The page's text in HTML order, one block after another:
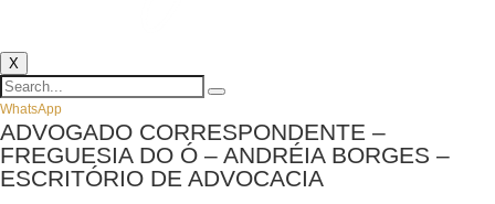
X
WhatsApp
ADVOGADO CORRESPONDENTE –
FREGUESIA DO Ó – ANDRÉIA BORGES –
ESCRITÓRIO DE ADVOCACIA